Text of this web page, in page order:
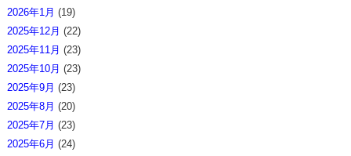
2026年1月 (19)
2025年12月 (22)
2025年11月 (23)
2025年10月 (23)
2025年9月 (23)
2025年8月 (20)
2025年7月 (23)
2025年6月 (24)